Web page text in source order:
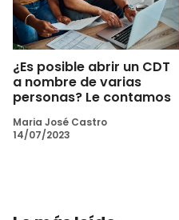
¿Es posible abrir un CDT
a nombre de varias
personas? Le contamos
Maria José Castro
14/07/2023